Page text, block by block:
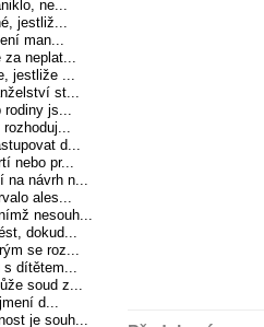
ne...
jestliž...
man...
za neplat...
jestliže ...
st...
rodiny js...
d...
nebo pr...
na návrh n...
ales...
nesouh...
dokud...
se roz...
s dítětem...
soud z...
d...
je souh...